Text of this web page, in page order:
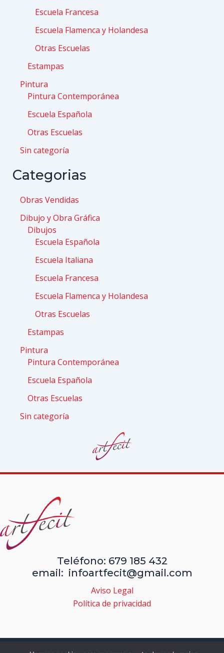
Escuela Francesa
Escuela Flamenca y Holandesa
Otras Escuelas
Estampas
Pintura
Pintura Contemporánea
Escuela Española
Otras Escuelas
Sin categoría
Categorias
Obras Vendidas
Dibujo y Obra Gráfica
Dibujos
Escuela Española
Escuela Italiana
Escuela Francesa
Escuela Flamenca y Holandesa
Otras Escuelas
Estampas
Pintura
Pintura Contemporánea
Escuela Española
Otras Escuelas
Sin categoría
Teléfono: 679 185 432
email: infoartfecit@gmail.com
Aviso Legal
Política de privacidad